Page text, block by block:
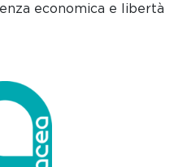
economica e libertà